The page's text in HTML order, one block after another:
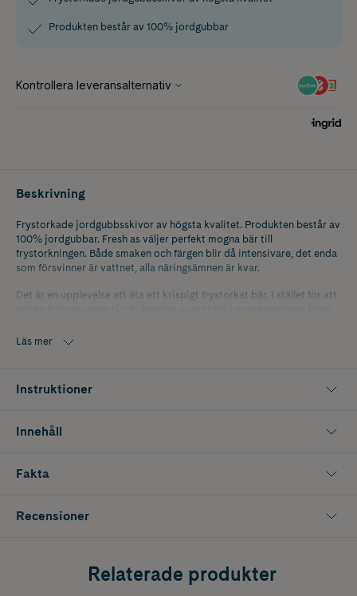
Produkten består av 100% jordgubbar
Beskrivning
Frystorkade jordgubbsskivor av högsta kvalitet. Produkten består av
100% jordgubbar. Fresh as väljer perfekt mogna bär till
frystorkningen. Både smaken och färgen blir då intensivare, det enda
som försvinner är vattnet, alla näringsämnen är kvar.
Det är en upplevelse att äta ett krispigt frystorkat bär. I stället för att
gommen.
Läs mer
Instruktioner
Innehåll
Fakta
Recensioner
Relaterade produkter